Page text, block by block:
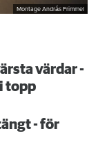
Montage András Frimmel
värdar -
topp
- för